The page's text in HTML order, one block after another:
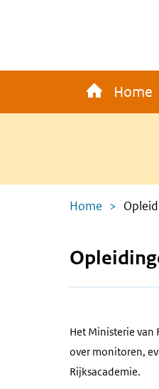
de
Main
Home
Home
Het Ministerie van
over monitoren,
Rijksacademie.